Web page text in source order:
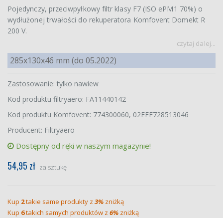
Pojedynczy, przeciwpyłkowy filtr klasy F7 (ISO ePM1 70%) o
wydłużonej trwałości do rekuperatora Komfovent Domekt R
200 V.
czytaj dalej...
285x130x46 mm (do 05.2022)
Zastosowanie: tylko nawiew
Kod produktu filtryaero: FA11440142
Kod produktu Komfovent: 774300060, 02EFF728513046
Producent: Filtryaero
Dostępny od ręki w naszym magazynie!
54,95 zł za sztukę
Kup 2takie same produkty z 3% zniżką
Kup 6takich samych produktów z 6% zniżką